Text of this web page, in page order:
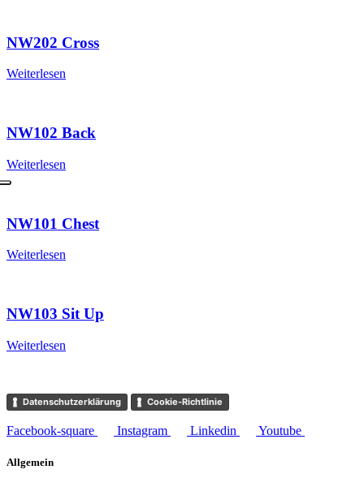
NW202 Cross
Weiterlesen
NW102 Back
Weiterlesen
NW101 Chest
Weiterlesen
NW103 Sit Up
Weiterlesen
Datenschutzerklärung Cookie-Richtlinie
Facebook-square Instagram Linkedin Youtube
Allgemein